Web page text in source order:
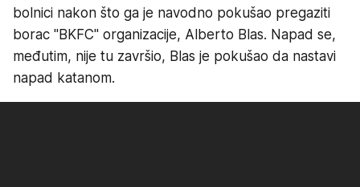
bolnici nakon što ga je navodno pokušao pregaziti
borac "BKFC" organizacije, Alberto Blas. Napad se,
međutim, nije tu završio, Blas je pokušao da nastavi
napad katanom.